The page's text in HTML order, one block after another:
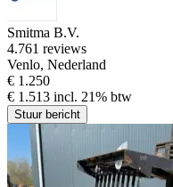
Smitma B.V.
4.761 reviews
Venlo, Nederland
€ 1.250
€ 1.513 incl. 21% btw
Stuur bericht